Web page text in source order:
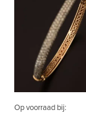
Op voorraad bij: